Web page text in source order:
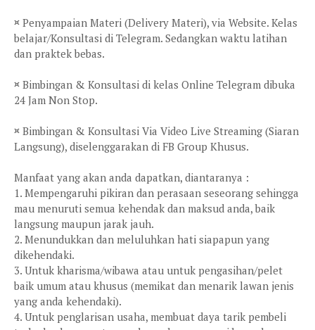
¤ Penyampaian Materi (Delivery Materi), via Website. Kelas
belajar/Konsultasi di Telegram. Sedangkan waktu latihan
dan praktek bebas.
¤ Bimbingan & Konsultasi di kelas Online Telegram dibuka
24 Jam Non Stop.
¤ Bimbingan & Konsultasi Via Video Live Streaming (Siaran
Langsung), diselenggarakan di FB Group Khusus.
Manfaat yang akan anda dapatkan, diantaranya :
1. Mempengaruhi pikiran dan perasaan seseorang sehingga
mau menuruti semua kehendak dan maksud anda, baik
langsung maupun jarak jauh.
2. Menundukkan dan meluluhkan hati siapapun yang
dikehendaki.
3. Untuk kharisma/wibawa atau untuk pengasihan/pelet
baik umum atau khusus (memikat dan menarik lawan jenis
yang anda kehendaki).
4. Untuk penglarisan usaha, membuat daya tarik pembeli